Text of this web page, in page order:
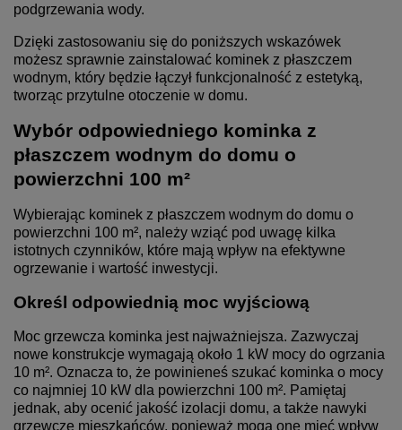
podgrzewania wody.
Dzięki zastosowaniu się do poniższych wskazówek
możesz sprawnie zainstalować kominek z płaszczem
wodnym, który będzie łączył funkcjonalność z estetyką,
tworząc przytulne otoczenie w domu.
Wybór odpowiedniego kominka z
płaszczem wodnym do domu o
powierzchni 100 m²
Wybierając kominek z płaszczem wodnym do domu o
powierzchni 100 m², należy wziąć pod uwagę kilka
istotnych czynników, które mają wpływ na efektywne
ogrzewanie i wartość inwestycji.
Określ odpowiednią moc wyjściową
Moc grzewcza kominka jest najważniejsza. Zazwyczaj
nowe konstrukcje wymagają około 1 kW mocy do ogrzania
10 m². Oznacza to, że powinieneś szukać kominka o mocy
co najmniej 10 kW dla powierzchni 100 m². Pamiętaj
jednak, aby ocenić jakość izolacji domu, a także nawyki
grzewcze mieszkańców, ponieważ mogą one mieć wpływ